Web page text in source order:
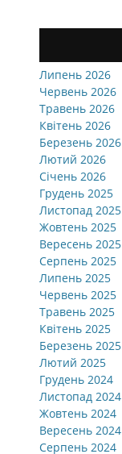
Липень 2026
Червень 2026
Травень 2026
Квітень 2026
Березень 2026
Лютий 2026
Січень 2026
Грудень 2025
Листопад 2025
Жовтень 2025
Вересень 2025
Серпень 2025
Липень 2025
Червень 2025
Травень 2025
Квітень 2025
Березень 2025
Лютий 2025
Грудень 2024
Листопад 2024
Жовтень 2024
Вересень 2024
Серпень 2024